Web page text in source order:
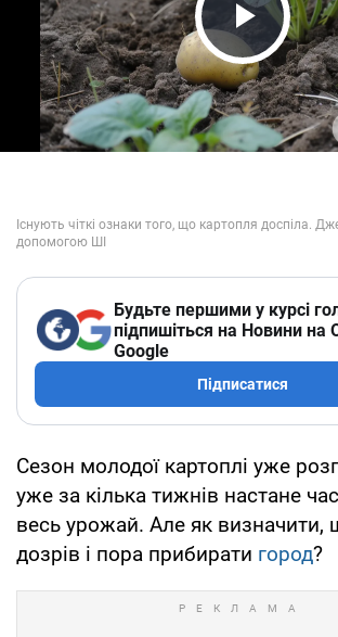
Play
Будьте першими у курсі
підпишіться на Новини на
Google
Підписатися
Сезон молодої картоплі уже
уже за кілька тижнів настане
весь урожай. Але як визначити,
дозрів і пора прибирати город?